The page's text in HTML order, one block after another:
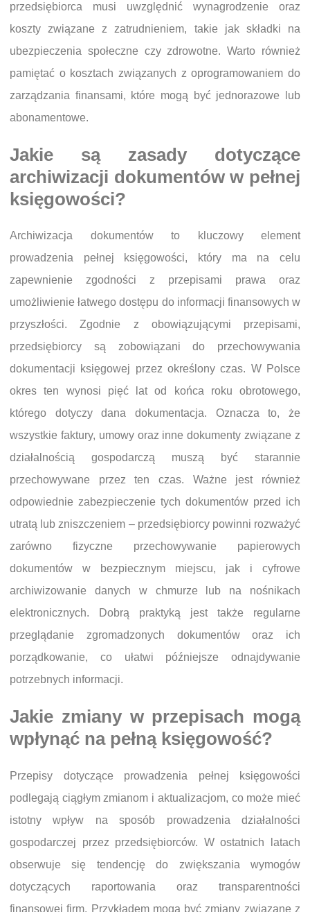
przedsiębiorca musi uwzględnić wynagrodzenie oraz
koszty związane z zatrudnieniem, takie jak składki na
ubezpieczenia społeczne czy zdrowotne. Warto również
pamiętać o kosztach związanych z oprogramowaniem do
zarządzania finansami, które mogą być jednorazowe lub
abonamentowe.
Jakie są zasady dotyczące
archiwizacji dokumentów w pełnej
księgowości?
Archiwizacja dokumentów to kluczowy element
prowadzenia pełnej księgowości, który ma na celu
zapewnienie zgodności z przepisami prawa oraz
umożliwienie łatwego dostępu do informacji finansowych w
przyszłości. Zgodnie z obowiązującymi przepisami,
przedsiębiorcy są zobowiązani do przechowywania
dokumentacji księgowej przez określony czas. W Polsce
okres ten wynosi pięć lat od końca roku obrotowego,
którego dotyczy dana dokumentacja. Oznacza to, że
wszystkie faktury, umowy oraz inne dokumenty związane z
działalnością gospodarczą muszą być starannie
przechowywane przez ten czas. Ważne jest również
odpowiednie zabezpieczenie tych dokumentów przed ich
utratą lub zniszczeniem – przedsiębiorcy powinni rozważyć
zarówno fizyczne przechowywanie papierowych
dokumentów w bezpiecznym miejscu, jak i cyfrowe
archiwizowanie danych w chmurze lub na nośnikach
elektronicznych. Dobrą praktyką jest także regularne
przeglądanie zgromadzonych dokumentów oraz ich
porządkowanie, co ułatwi późniejsze odnajdywanie
potrzebnych informacji.
Jakie zmiany w przepisach mogą
wpłynąć na pełną księgowość?
Przepisy dotyczące prowadzenia pełnej księgowości
podlegają ciągłym zmianom i aktualizacjom, co może mieć
istotny wpływ na sposób prowadzenia działalności
gospodarczej przez przedsiębiorców. W ostatnich latach
obserwuje się tendencję do zwiększania wymogów
dotyczących raportowania oraz transparentności
finansowej firm. Przykładem mogą być zmiany związane z